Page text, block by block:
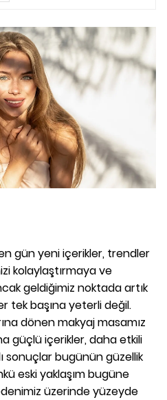
gün yeni içerikler, trendler
kolaylaştırmaya ve
geldiğimiz noktada artık
tek başına yeterli değil.
dönen makyaj masamız
güçlü içerikler, daha etkili
sonuçlar bugünün güzellik
eski yaklaşım bugüne
üzerinde yüzeyde